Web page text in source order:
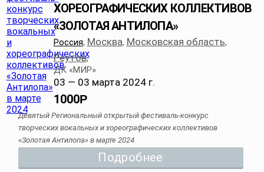
ХОРЕОГРАФИЧЕСКИХ КОЛЛЕКТИВОВ
«ЗОЛОТАЯ АНТИЛОПА»
Россия, Москва, Московская область,
Реутов,
ДК «МИР»
03 — 03 марта 2024 г.
1000Р
Девятый Региональный открытый фестиваль-конкурс
творческих вокальных и хореографических коллективов
«Золотая Антилопа» в марте 2024
Подробнее